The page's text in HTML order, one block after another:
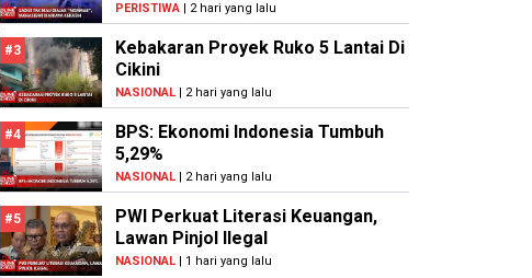
PERISTIWA| 2 hari yang lalu
#3
Kebakaran Proyek Ruko 5 Lantai Di
Cikini
NASIONAL| 2 hari yang lalu
#4
BPS: Ekonomi Indonesia Tumbuh
5,29%
NASIONAL| 2 hari yang lalu
#5
PWI Perkuat Literasi Keuangan,
Lawan Pinjol Ilegal
NASIONAL| 1 hari yang lalu